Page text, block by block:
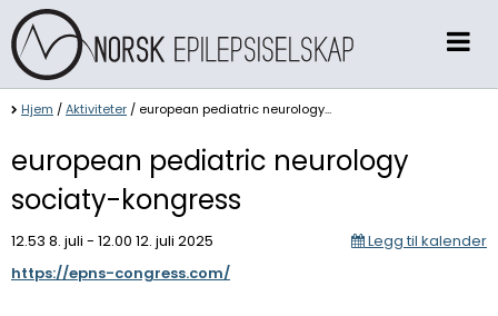
Hjem /Aktiviteter / european pediatric neurology...
european pediatric neurology
sociaty-kongress
12.53 8. juli - 12.00 12. juli 2025
Legg til kalender
https://epns-congress.com/